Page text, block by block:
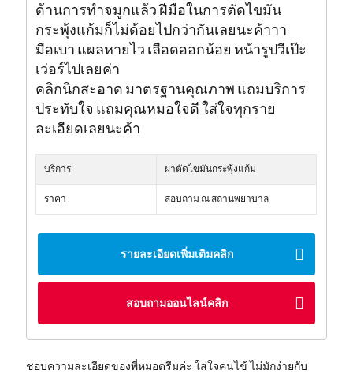
ด้านการทำจมูกแล้ว ฝีมือในการตัดไขมัน
กระพุ้งแก้มก็ไม่ด้อยไปกว่ากันเลยนะค้าาา
มือเบา แผลหายไว เลือดออกน้อย หน้ารูปวีเป๊ะ
เว่อร์ไปเลยค่า
คลิกนิกสะอาด มาตรฐานคุณภาพ แถมบริการ
ประทับใจ แถมคุณหมอใจดี ใส่ใจทุกราย
ละเอียดเลยนะค้า
บริการ ผ่าตัดไขมันกระพุ้งแก้ม
ราคา สอบถาม ณ สถานพยาบาล
รายละเอียดเพิ่มเติมคลิก
สอบถามออนไลน์คลิก
ชอบความละเอียดของพี่หมอดรีมค่ะ ใส่ใจคนไข้ ไม่มักง่ายกับ